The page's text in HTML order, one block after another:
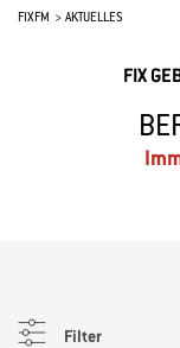
FIXFM AKTUELLES
FIX
Filter